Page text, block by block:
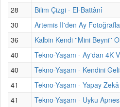
28
Bilim Çizgi - El-Battânî
30
Artemis II'den Ay
36
Kalbin Kendi ''Mini Beyni''
40
Tekno-Yaşam - Ay'dan 4K
40
Tekno-Yaşam - Kendini
41
Tekno-Yaşam - Yapay
41
Tekno-Yaşam - Uyku